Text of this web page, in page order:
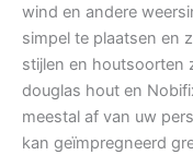
wind en andere
simpel te plaatsen en
stijlen en houtsoorten
douglas hout en
meestal af van uw
kan geïmpregneerd